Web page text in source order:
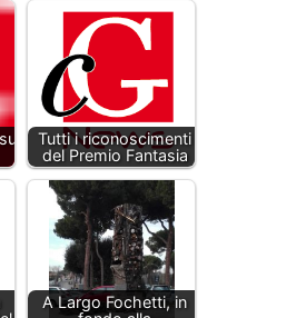
Tutti i riconoscimenti
del Premio Fantasia
A Largo Fochetti, in